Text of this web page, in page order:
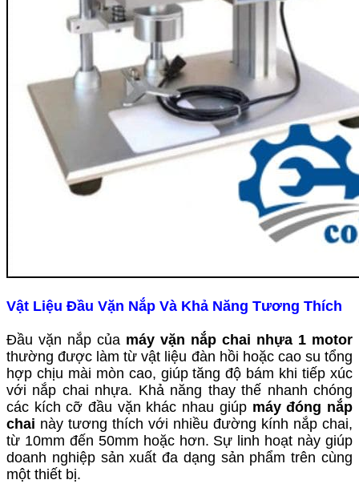
Vật Liệu Đầu Vặn Nắp Và Khả Năng Tương Thích
Đầu vặn nắp của máy vặn nắp chai nhựa 1 motor
thường được làm từ vật liệu đàn hồi hoặc cao su tổng
hợp chịu mài mòn cao, giúp tăng độ bám khi tiếp xúc
với nắp chai nhựa. Khả năng thay thế nhanh chóng
các kích cỡ đầu vặn khác nhau giúp máy đóng nắp
chai này tương thích với nhiều đường kính nắp chai,
từ 10mm đến 50mm hoặc hơn. Sự linh hoạt này giúp
doanh nghiệp sản xuất đa dạng sản phẩm trên cùng
một thiết bị.